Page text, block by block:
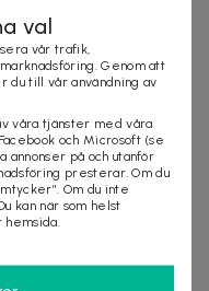
fängsla och lämna
dagen.
Ralph Lauren
val
vår trafik,
Genom att
du till vår användning av
våra tjänster med våra
och Microsoft (se
på och utanför
presterar. Om du
Om du inte
kan när som helst